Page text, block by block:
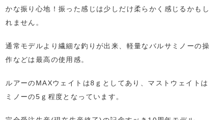
かな振り心地！振った感じは少しだけ柔らかく感じるかもし
れません。
通常モデルより繊細な釣りが出来、軽量なバルサミノーの操
作などは最高の使用感。
ルアーのMAXウェイトは8ｇとしてあり、マストウェイトは
ミノーの5ｇ程度となっています。